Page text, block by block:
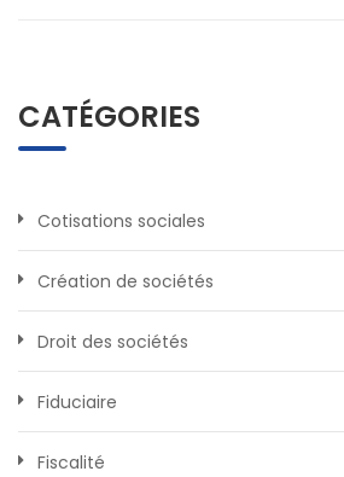
CATÉGORIES
Cotisations sociales
Création de sociétés
Droit des sociétés
Fiduciaire
Fiscalité